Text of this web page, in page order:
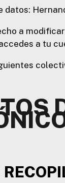
datos:
a
a tu